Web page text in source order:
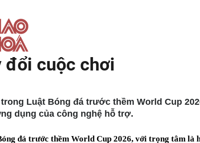
đổi cuộc chơi
Luật Bóng đá trước thềm World Cup
dụng của công nghệ hỗ trợ.
đá trước thềm World Cup 2026, với trọng tâm là